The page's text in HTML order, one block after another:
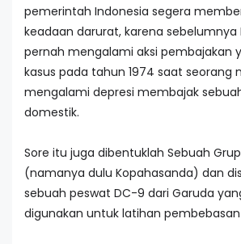
pemerintah Indonesia segera
keadaan darurat, karena sebelumnya
pernah mengalami aksi pembajakan
kasus pada tahun 1974 saat seorang
mengalami depresi membajak
domestik.
Sore itu juga dibentuklah Sebuah
(namanya dulu Kopahasanda) dan
sebuah peswat DC-9 dari Garuda
digunakan untuk latihan